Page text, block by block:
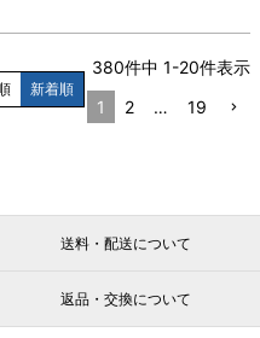
新着順
380件中 1-20件表示
1
2 … 19
送料・配送について
返品・交換について